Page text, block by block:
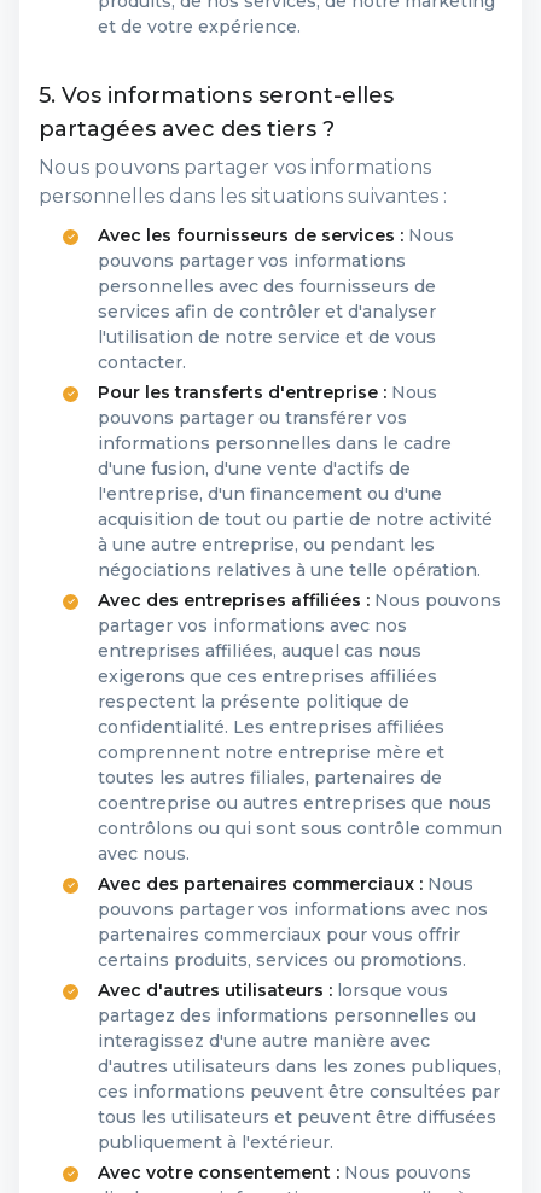
et de votre expérience.
5. Vos informations seront-elles
partagées avec des tiers ?
Nous pouvons partager vos informations
personnelles dans les situations suivantes :
Avec les fournisseurs de services : Nous
pouvons partager vos informations
personnelles avec des fournisseurs de
services afin de contrôler et d'analyser
l'utilisation de notre service et de vous
contacter.
Pour les transferts d'entreprise : Nous
pouvons partager ou transférer vos
informations personnelles dans le cadre
d'une fusion, d'une vente d'actifs de
l'entreprise, d'un financement ou d'une
acquisition de tout ou partie de notre activité
à une autre entreprise, ou pendant les
négociations relatives à une telle opération.
Avec des entreprises affiliées : Nous pouvons
partager vos informations avec nos
entreprises affiliées, auquel cas nous
exigerons que ces entreprises affiliées
respectent la présente politique de
confidentialité. Les entreprises affiliées
comprennent notre entreprise mère et
toutes les autres filiales, partenaires de
coentreprise ou autres entreprises que nous
contrôlons ou qui sont sous contrôle commun
avec nous.
Avec des partenaires commerciaux : Nous
pouvons partager vos informations avec nos
partenaires commerciaux pour vous offrir
certains produits, services ou promotions.
Avec d'autres utilisateurs : lorsque vous
partagez des informations personnelles ou
interagissez d'une autre manière avec
d'autres utilisateurs dans les zones publiques,
ces informations peuvent être consultées par
tous les utilisateurs et peuvent être diffusées
publiquement à l'extérieur.
Avec votre consentement : Nous pouvons